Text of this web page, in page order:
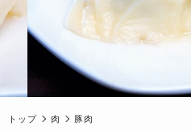
トップ 肉 豚肉